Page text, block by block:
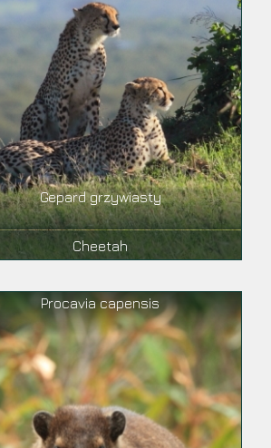
Gepard grzywiasty
Cheetah
Procavia capensis